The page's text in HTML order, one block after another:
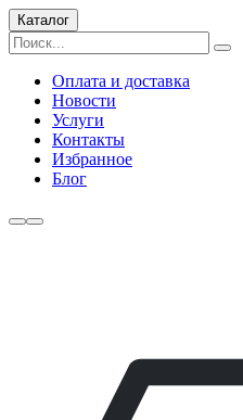
Каталог
Оплата и доставка
Новости
Услуги
Контакты
Избранное
Блог